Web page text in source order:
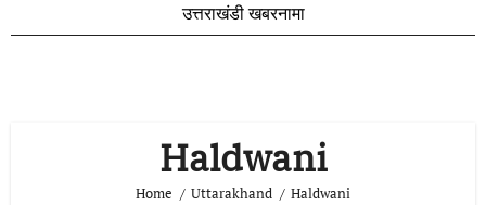
उत्तराखंडी खबरनामा
Haldwani
Home Uttarakhand Haldwani